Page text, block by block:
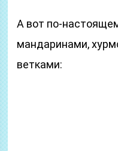
А вот по-
мандаринами,
ветками: